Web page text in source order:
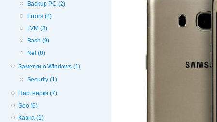
Backup PC (2)
Errors (2)
LVM (3)
Bash (9)
Net (8)
Заметки о Windows (1)
Security (1)
Партнерки (7)
Seo (6)
Казна (1)